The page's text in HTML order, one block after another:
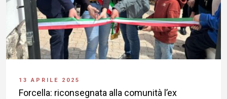
13 APRILE 2025
Forcella: riconsegnata alla comunità l’ex